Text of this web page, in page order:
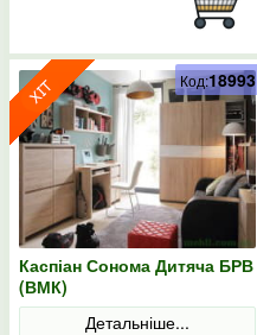
Каспіан Сонома Дитяча БРВ
(ВМК)
Детальніше...
Код:18993